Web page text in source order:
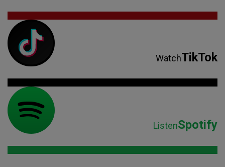
WatchTikTok
ListenSpotify